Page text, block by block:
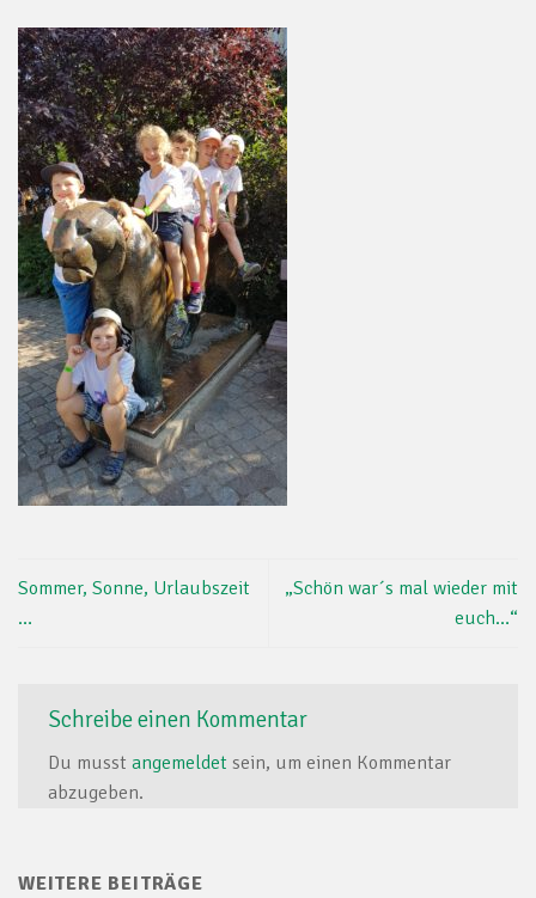
Sommer, Sonne, Urlaubszeit
…
„Schön war´s mal wieder mit
euch…“
Schreibe einen Kommentar
Du musst angemeldet sein, um einen Kommentar
abzugeben.
WEITERE BEITRÄGE